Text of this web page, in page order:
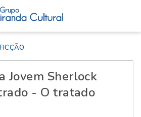
FICÇÃO
Jovem Sherlock
- O tratado